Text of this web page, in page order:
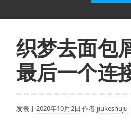
织梦去面包
最后一个连
发表于2020年10月2日 作者 jiukeshuju